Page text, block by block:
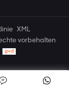
XML
vorbehalten